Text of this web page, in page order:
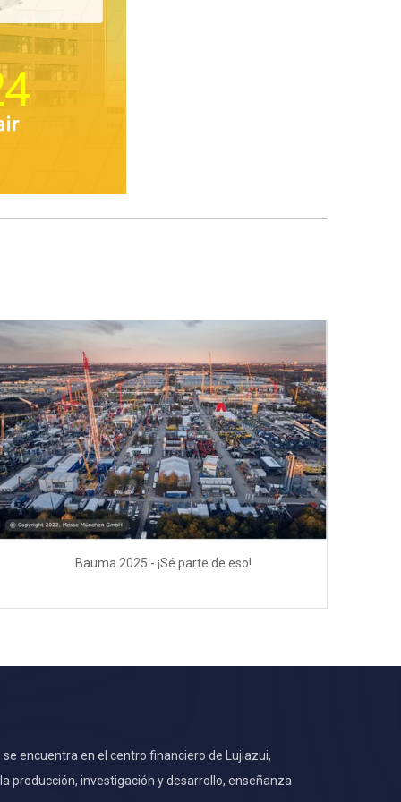
Bauma 2025 - ¡Sé parte de eso!
encuentra en el centro financiero de Lujiazui,
producción, investigación y desarrollo, enseñanza